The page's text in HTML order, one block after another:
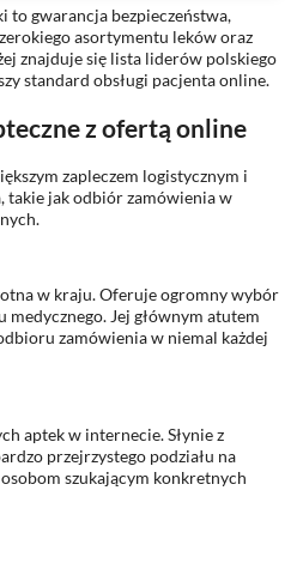
gwarancja bezpieczeństwa,
asortymentu leków oraz
znajduje się lista liderów polskiego
standard obsługi pacjenta online.
z ofertą online
zapleczem logistycznym i
takie jak odbiór zamówienia w
w kraju. Oferuje ogromny wybór
Jej głównym atutem
zamówienia w niemal każdej
aptek w internecie. Słynie z
przejrzystego podziału na
szukającym konkretnych